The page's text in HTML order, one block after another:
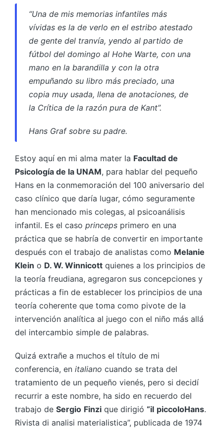
“Una de mis memorias infantiles más
vívidas es la de verlo en el estribo atestado
de gente del tranvía, yendo al partido de
fútbol del domingo al Hohe Warte, con una
mano en la barandilla y con la otra
empuñando su libro más preciado, una
copia muy usada, llena de anotaciones, de
la Crítica de la razón pura de Kant”.
Hans Graf sobre su padre.
Estoy aquí en mi alma mater la Facultad de
Psicología de la UNAM, para hablar del pequeño
Hans en la conmemoración del 100 aniversario del
caso clínico que daría lugar, cómo seguramente
han mencionado mis colegas, al psicoanálisis
infantil. Es el caso princeps primero en una
práctica que se habría de convertir en importante
después con el trabajo de analistas como Melanie
Klein o D. W. Winnicott quienes a los principios de
la teoría freudiana, agregaron sus concepciones y
prácticas a fin de establecer los principios de una
teoría coherente que toma como pivote de la
intervención analítica al juego con el niño más allá
del intercambio simple de palabras.
Quizá extrañe a muchos el título de mi
conferencia, en italiano cuando se trata del
tratamiento de un pequeño vienés, pero si decidí
recurrir a este nombre, ha sido en recuerdo del
trabajo de Sergio Finzi que dirigió “il piccoloHans.
Rivista di analisi materialistica”, publicada de 1974